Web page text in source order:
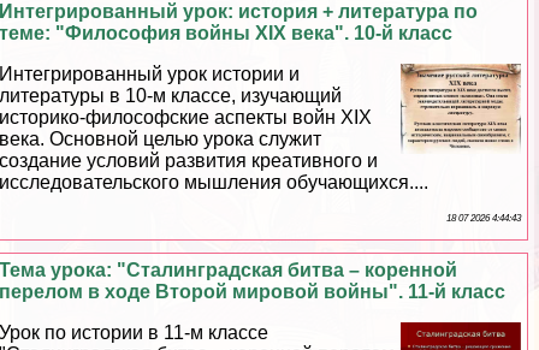
Интегрированный урок: история + литература по
теме: "Философия войны XIX века". 10-й класс
Интегрированный урок истории и
литературы в 10-м классе, изучающий
историко-философские аспекты войн XIX
века. Основной целью урока служит
создание условий развития креативного и
исследовательского мышления обучающихся....
18 07 2026 4:44:43
Тема урока: "Сталинградская битва – коренной
перелом в ходе Второй мировой войны". 11-й класс
Урок по истории в 11-м классе